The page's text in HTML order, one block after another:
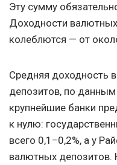
Эту сумму
Доходности
колеблются — от
Средняя доходность
депозитов, по
крупнейшие банки
к нулю:
всего 0,1−0,2%, а у
валютных депозитов.